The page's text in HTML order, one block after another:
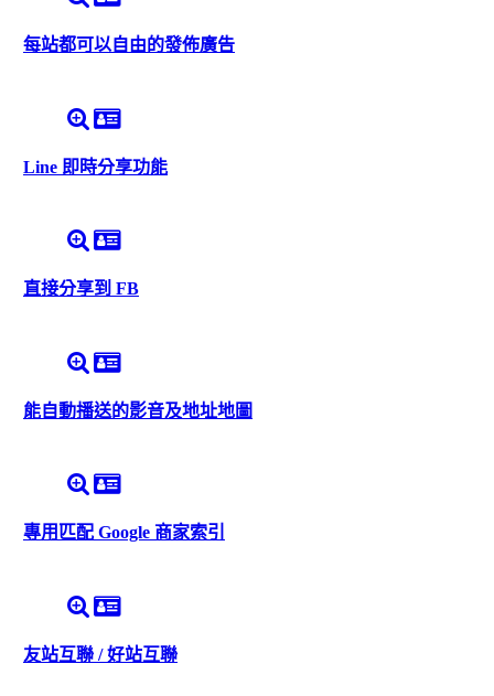
每站都可以自由的發佈廣告
Line 即時分享功能
直接分享到 FB
能自動播送的影音及地址地圖
專用匹配 Google 商家索引
友站互聯 / 好站互聯